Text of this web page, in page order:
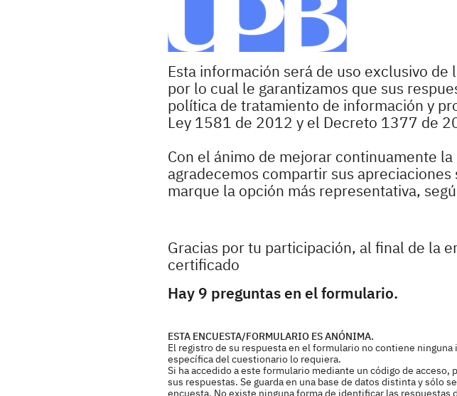
Esta información será de uso exclusivo
por lo cual le garantizamos que sus
política de tratamiento de información y
Ley 1581 de 2012 y el Decreto 1377 de
Con el ánimo de mejorar continuamente
agradecemos compartir sus
marque la opción más representativa,
Gracias por tu participación, al final de la
certificado
Hay 9 preguntas en el formulario.
ESTA ENCUESTA/FORMULARIO ES ANÓNIMA.
El registro de su respuesta en el formulario no contiene
específica del cuestionario lo requiera.
Si ha accedido a este formulario mediante un código de acceso,
sus respuestas. Se guarda en una base de datos distinta y sólo
encuesta. No existe ninguna forma de identificar las respuestas